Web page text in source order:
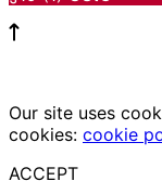
Our site uses
cookies: cookie
ACCEPT